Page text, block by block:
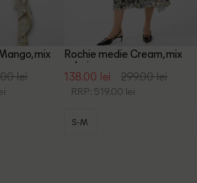
mix
lei
Rochie medie Cream, mix
culori
138.00 lei 299.00 lei
RRP: 519.00 lei
S-M